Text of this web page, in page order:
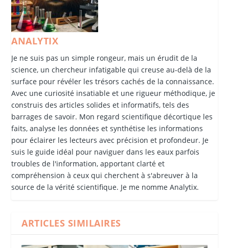
ANALYTIX
Je ne suis pas un simple rongeur, mais un érudit de la
science, un chercheur infatigable qui creuse au-delà de la
surface pour révéler les trésors cachés de la connaissance.
Avec une curiosité insatiable et une rigueur méthodique, je
construis des articles solides et informatifs, tels des
barrages de savoir. Mon regard scientifique décortique les
faits, analyse les données et synthétise les informations
pour éclairer les lecteurs avec précision et profondeur. Je
suis le guide idéal pour naviguer dans les eaux parfois
troubles de l'information, apportant clarté et
compréhension à ceux qui cherchent à s'abreuver à la
source de la vérité scientifique. Je me nomme Analytix.
ARTICLES SIMILAIRES